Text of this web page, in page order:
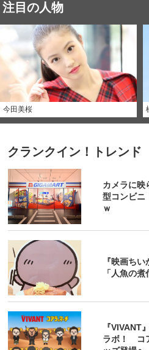
注目の人物
今田美桜
クランクイン！トレン
カメラに
型コンビニ
ｗ
『映画ち
「人魚の
『VIVANT
ラボ！ コ